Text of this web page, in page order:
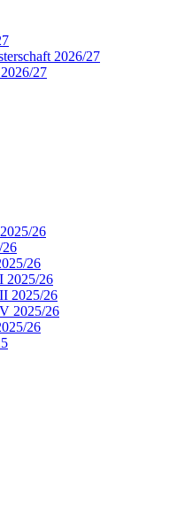
2026/27
27
26
26
26
2025/26
2025/26
2025/26
26